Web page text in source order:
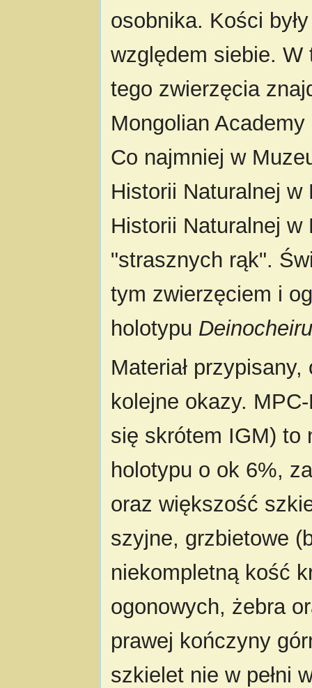
osobnika. Kości
względem siebie. W
tego zwierzęcia
Mongolian
Co najmniej w
Historii Naturalnej
Historii Naturalnej
"strasznych rąk".
tym zwierzęciem i
holotypu
Materiał
kolejne okazy.
się skrótem IGM) to
holotypu o ok 6%,
oraz większość
szyjne, grzbietowe
niekompletną kość
ogonowych, żebra
prawej kończyny
szkielet nie w pełni